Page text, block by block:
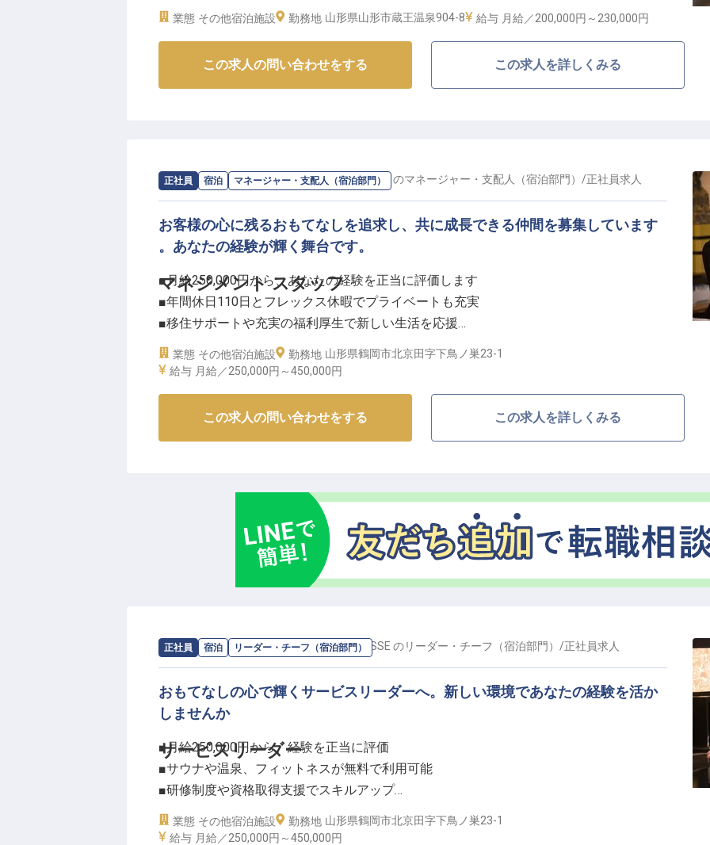
環境。「KKR蔵王白銀荘」は、国家公務員共済組合連合会が組合員の利用を目的に運営す
る宿泊施設です。地場の素材を使用した郷土会席料理でおもてなしをしています。※この
業態 その他宿泊施設 勤務地 山形県山形市蔵王温泉904-8 給与 月給／200,000円～ 230,000円
この求人の問い合わせをする この求人を詳しくみる
正社員 宿泊 マネージャー・支配人（宿泊部門）
マネジメント スタッフ
求人情報：SHONAI HOTEL SUIDEN TERRASSE のマネージャー・支配人（宿泊部門） /正社員求人
お客様の心に残るおもてなしを追求し、共に成長できる仲間を募集しています
。あなたの経験が輝く舞台です。
■月給250,000円から、あなたの経験を正当に評価します
■年間休日110日とフレックス休暇でプライベートも充実
■移住サポートや充実の福利厚生で新しい生活を応援
■お客様の心に残るおもてなしを企画・実行するやりがい
山形県鶴岡市の豊かな自然に囲まれた当施設は、お客様に非日常の安らぎと感動を提供し
お客様一人ひとりの滞在が忘れられない思い出となるよう、スタッフ一同、日々研鑽を積
ーー【成長を実感できる環境で、あなたのキャリアを築く】
当施設では、マネジメントスタッフとして、お客様対応からイベント企画まで幅広い業務
き方を応援しています。月給250,000円からスタートし、あなたの努力と成果を正当に評
価。
年間休日110日とフレックス休暇で、仕事とプライベートのバランスも大切にしながら、
長く安心して働ける環境です。
業態 その他宿泊施設 勤務地 山形県鶴岡市北京田字下鳥ノ巣23-1
給与 月給／250,000円～450,000円
この求人の問い合わせをする この求人を詳しくみる
正社員 宿泊 リーダー・チーフ（宿泊部門）
サービスリーダー
求人情報：SHONAI HOTEL SUIDEN TERRASSE のリーダー・チーフ（宿泊部門） /正社員求人
おもてなしの心で輝くサービスリーダーへ。新しい環境であなたの経験を活か
しませんか
■月給250,000円から、経験を正当に評価
■サウナや温泉、フィットネスが無料で利用可能
■研修制度や資格取得支援でスキルアップ
■年間休日110日、プライベートも充実できる
業態 その他宿泊施設 勤務地 山形県鶴岡市北京田字下鳥ノ巣23-1
給与 月給／250,000円～450,000円